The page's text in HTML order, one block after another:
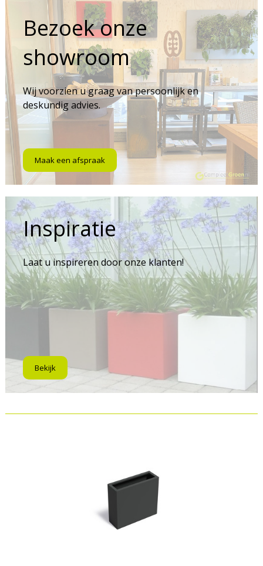
Bezoek onze
showroom
Wij voorzien u graag van persoonlijk en
deskundig advies.
Maak een afspraak
Inspiratie
Laat u inspireren door onze klanten!
Bekijk